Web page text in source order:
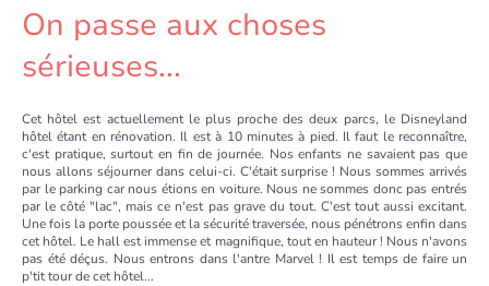
On passe aux choses
sérieuses...
Cet hôtel est actuellement le plus proche des deux parcs, le Disneyland
hôtel étant en rénovation. Il est à 10 minutes à pied. Il faut le reconnaître,
c'est pratique, surtout en fin de journée. Nos enfants ne savaient pas que
nous allons séjourner dans celui-ci. C'était surprise ! Nous sommes arrivés
par le parking car nous étions en voiture. Nous ne sommes donc pas entrés
par le côté "lac", mais ce n'est pas grave du tout. C'est tout aussi excitant.
Une fois la porte poussée et la sécurité traversée, nous pénétrons enfin dans
cet hôtel. Le hall est immense et magnifique, tout en hauteur ! Nous n'avons
pas été déçus. Nous entrons dans l'antre Marvel ! Il est temps de faire un
p'tit tour de cet hôtel...